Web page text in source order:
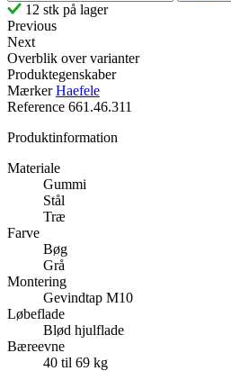
12 stk på lager
Previous
Next
Overblik over varianter
Produktegenskaber
Mærker Haefele
Reference 661.46.311
Produktinformation
Materiale
Gummi
Stål
Træ
Farve
Bøg
Grå
Montering
Gevindtap M10
Løbeflade
Blød hjulflade
Bæreevne
40 til 69 kg